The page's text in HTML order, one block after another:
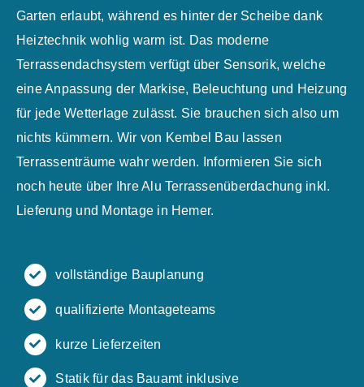
Garten erlaubt, während es hinter der Scheibe dank
Heiztechnik wohlig warm ist. Das moderne
Terrassendachsystem verfügt über Sensorik, welche
eine Anpassung der Markise, Beleuchtung und Heizung
für jede Wetterlage zulässt. Sie brauchen sich also um
nichts kümmern. Wir von Kembel Bau lassen
Terrassenträume wahr werden. Informieren Sie sich
noch heute über Ihre Alu Terrassenüberdachung inkl.
Lieferung und Montage in Hemer.
vollständige Bauplanung
qualifizierte Montageteams
kurze Lieferzeiten
Statik für das Bauamt inklusive